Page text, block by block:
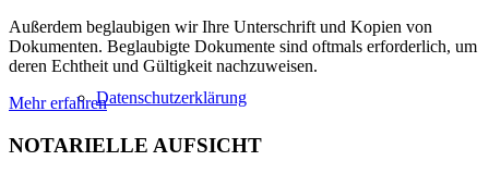
Datenschutzerklärung
Außerdem beglaubigen wir Ihre Unterschrift und Kopien von
Dokumenten. Beglaubigte Dokumente sind oftmals erforderlich, um
deren Echtheit und Gültigkeit nachzuweisen.
Mehr erfahren
NOTARIELLE AUFSICHT